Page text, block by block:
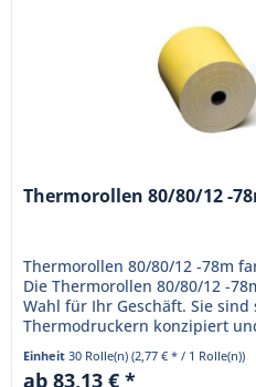
Thermorollen 80/80/12 -
Thermorollen 80/80/12 -78m
Die Thermorollen 80/80/12 -
Wahl für Ihr Geschäft. Sie
Thermodruckern konzipiert
Einheit30 Rolle(n)(2,77 € * / 1 Rolle(n))
ab 83,13 € *